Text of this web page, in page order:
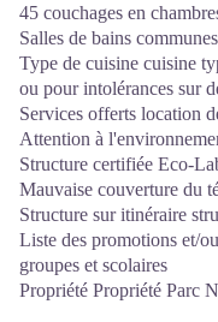
45 couchages en
Salles de bains communes
Type de cuisine cuisine
ou pour intolérances sur
Services offerts location
Attention à
Structure certifiée Eco-
Mauvaise couverture du
Structure sur itinéraire
Liste des promotions et/
groupes et scolaires
Propriété Propriété Parc